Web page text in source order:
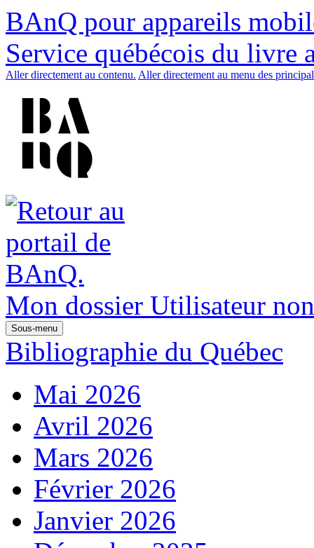
BAnQ pour appareils
Service québécois du livre
Aller directement au contenu. Aller directement au menu des
Mon dossier Utilisateur
Sous-menu
Bibliographie du Québec
Mai 2026
Avril 2026
Mars 2026
Février 2026
Janvier 2026